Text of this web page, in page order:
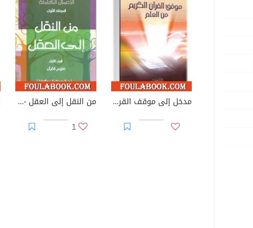
مدخل إلى موقف القرآن الكريم من العلم
من النقل إلى العقل - الجزء الأول - علوم القرآن
1